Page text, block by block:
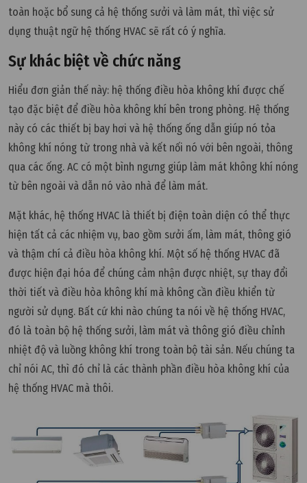
toàn hoặc bổ sung cả hệ thống sưởi và làm mát, thì việc sử
dụng thuật ngữ hệ thống HVAC sẽ rất có ý nghĩa.
Sự khác biệt về chức năng
Hiểu đơn giản thế này: hệ thống điều hòa không khí được chế
tạo đặc biệt để điều hòa không khí bên trong phòng. Hệ thống
này có các thiết bị bay hơi và hệ thống ống dẫn giúp nó tỏa
không khí nóng từ trong nhà và kết nối nó với bên ngoài, thông
qua các ống. AC có một bình ngưng giúp làm mát không khí nóng
từ bên ngoài và dẫn nó vào nhà để làm mát.
Mặt khác, hệ thống HVAC là thiết bị điện toàn diện có thể thực
hiện tất cả các nhiệm vụ, bao gồm sưởi ấm, làm mát, thông gió
và thậm chí cả điều hòa không khí. Một số hệ thống HVAC đã
được hiện đại hóa để chúng cảm nhận được nhiệt, sự thay đổi
thời tiết và điều hòa không khí mà không cần điều khiển từ
người sử dụng. Bất cứ khi nào chúng ta nói về hệ thống HVAC,
đó là toàn bộ hệ thống sưởi, làm mát và thông gió điều chỉnh
nhiệt độ và luồng không khí trong toàn bộ tài sản. Nếu chúng ta
chỉ nói AC, thì đó chỉ là các thành phần điều hòa không khí của
hệ thống HVAC mà thôi.